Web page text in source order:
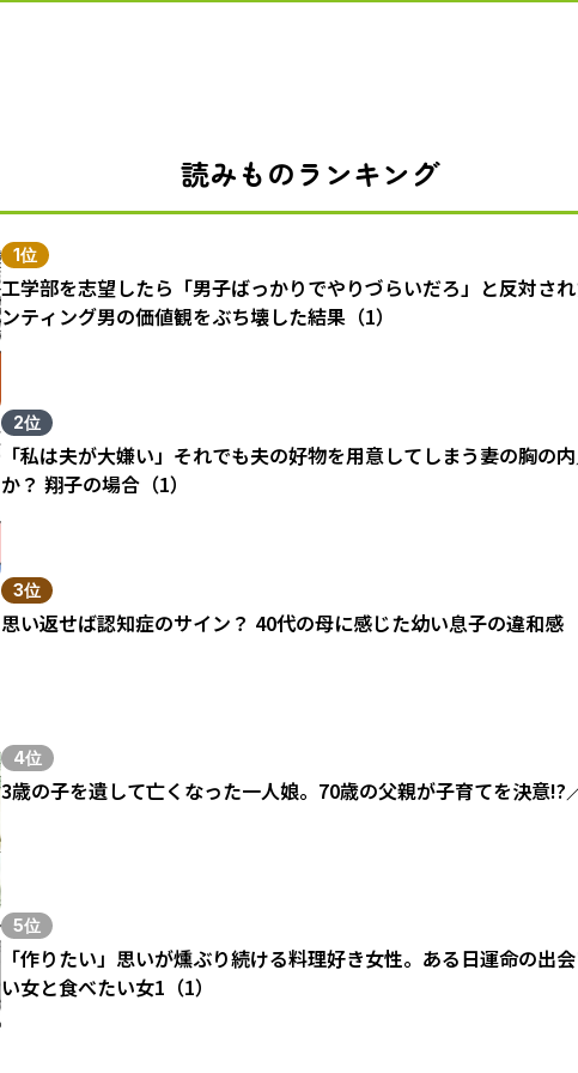
読みものランキング
1位
工学部を志望したら「男子ばっかりでやりづらいだろ」と反対さ
ンティング男の価値観をぶち壊した結果（1）
2位
「私は夫が大嫌い」それでも夫の好物を用意してしまう妻の胸の
か？ 翔子の場合（1）
3位
思い返せば認知症のサイン？ 40代の母に感じた幼い息子の違和感
4位
3歳の子を遺して亡くなった一人娘。70歳の父親が子育てを決意!?
5位
「作りたい」思いが燻ぶり続ける料理好き女性。ある日運命の出
い女と食べたい女1（1）